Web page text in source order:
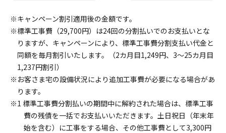
※キャンペーン割引適用後の金額です。
※標準工事費（29,700円）は24回の分割払いでのお支払いとな
りますが、キャンペーンにより、標準工事費分割支払い代金と
同額を毎月割引いたします。（2カ月目1,249円、3～25カ月目
1,237円割引）
※お客さま宅の設備状況により追加工事費が必要になる場合があ
ります。
※1 標準工事費分割払いの期間中に解約された場合は、標準工事
費の残債を一括でお支払いいただきます。土日祝日（年末年
始を含む）に工事をする場合、その他工事費として3,300円